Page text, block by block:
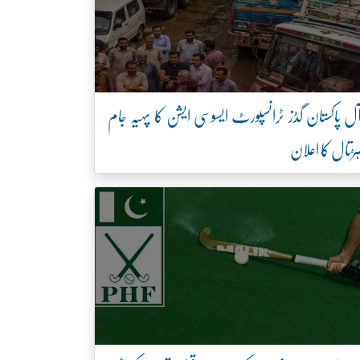
پاکستان گڈز ٹرانسپورٹ ایسوسی ایشن کا پہیہ جام
کا اعلان